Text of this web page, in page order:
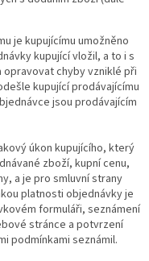
je kupujícímu umožněno
kupující vložil, a to i s
chyby vzniklé při
kupující prodávajícímu
jsou prodávajícím
úkon kupujícího, který
zboží, kupní cenu,
a je pro smluvní strany
platnosti objednávky je
formuláři, seznámení
stránce a potvrzení
podmínkami seznámil.